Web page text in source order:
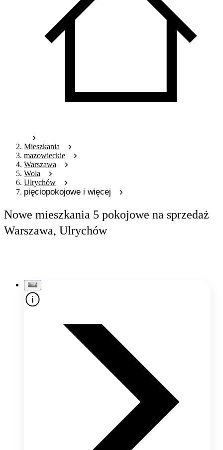
Mieszkania
mazowieckie
Warszawa
Wola
Ulrychów
pięciopokojowe i więcej
Nowe mieszkania 5 pokojowe na sprzedaż
Warszawa, Ulrychów